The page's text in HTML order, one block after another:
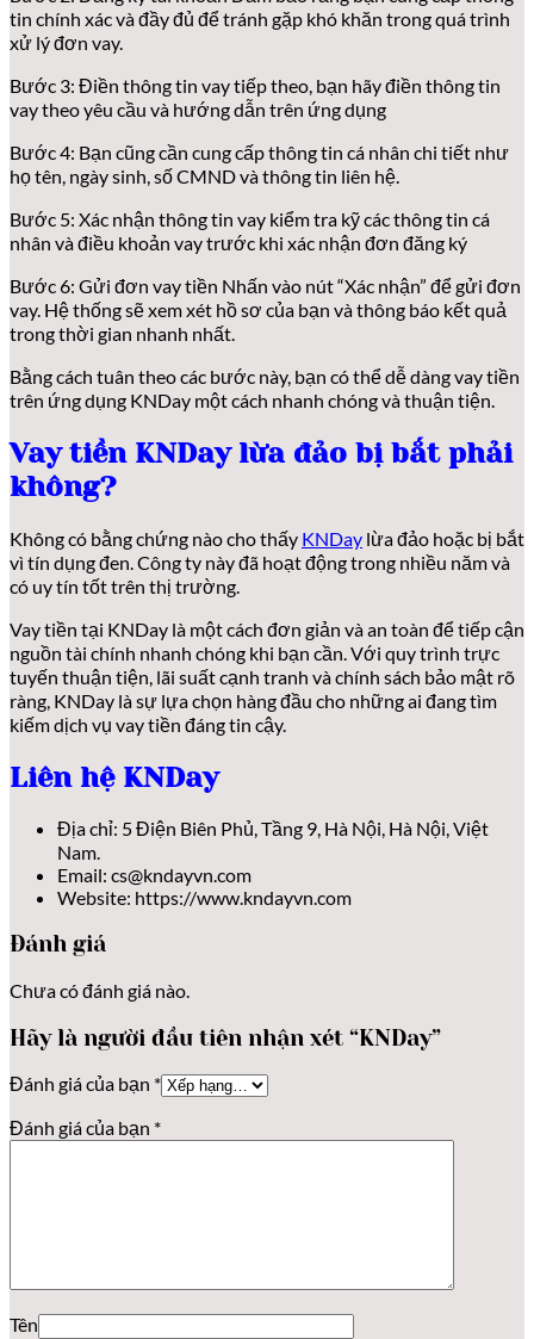
tin chính xác và đầy đủ để tránh gặp khó khăn trong quá trình
xử lý đơn vay.
Bước 3: Điền thông tin vay tiếp theo, bạn hãy điền thông tin
vay theo yêu cầu và hướng dẫn trên ứng dụng
Bước 4: Bạn cũng cần cung cấp thông tin cá nhân chi tiết như
họ tên, ngày sinh, số CMND và thông tin liên hệ.
Bước 5: Xác nhận thông tin vay kiểm tra kỹ các thông tin cá
nhân và điều khoản vay trước khi xác nhận đơn đăng ký
Bước 6: Gửi đơn vay tiền Nhấn vào nút “Xác nhận” để gửi đơn
vay. Hệ thống sẽ xem xét hồ sơ của bạn và thông báo kết quả
trong thời gian nhanh nhất.
Bằng cách tuân theo các bước này, bạn có thể dễ dàng vay tiền
trên ứng dụng KNDay một cách nhanh chóng và thuận tiện.
Vay tiền KNDay lừa đảo bị bắt phải
không?
Không có bằng chứng nào cho thấy KNDay lừa đảo hoặc bị bắt
vì tín dụng đen. Công ty này đã hoạt động trong nhiều năm và
có uy tín tốt trên thị trường.
Vay tiền tại KNDay là một cách đơn giản và an toàn để tiếp cận
nguồn tài chính nhanh chóng khi bạn cần. Với quy trình trực
tuyến thuận tiện, lãi suất cạnh tranh và chính sách bảo mật rõ
ràng, KNDay là sự lựa chọn hàng đầu cho những ai đang tìm
kiếm dịch vụ vay tiền đáng tin cậy.
Liên hệ KNDay
Địa chỉ: 5 Điện Biên Phủ, Tầng 9, Hà Nội, Hà Nội, Việt
Nam.
Email: cs@kndayvn.com
Website: https://www.kndayvn.com
Đánh giá
Chưa có đánh giá nào.
Hãy là người đầu tiên nhận xét “KNDay”
Đánh giá của bạn *
Đánh giá của bạn *
Tên